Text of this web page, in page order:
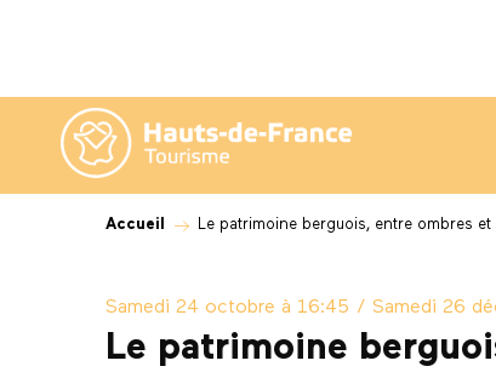
contenu
principal
Accueil Le patrimoine berguois, entre ombres et
Samedi 24 octobre à 16:45 / Samedi 26
Le patrimoine